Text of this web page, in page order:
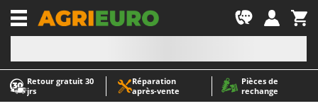
Retour gratuit 30
jrs
Réparation
après‑vente
Pièces de
rechange
-1
A
Abris de jardin
A